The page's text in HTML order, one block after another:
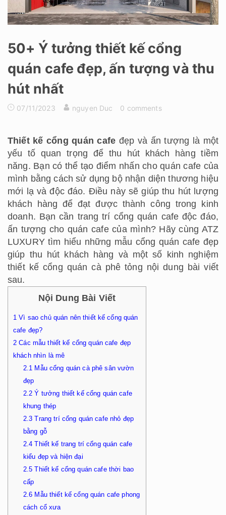
50+ Ý tưởng thiết kế cổng
quán cafe đẹp, ấn tượng và thu
hút nhất
07/11/2023 nguyen Duc 0 comments
Thiết kế cổng quán cafe đẹp và ấn tượng là một
yếu tố quan trọng để thu hút khách hàng tiềm
năng. Bạn có thể tạo điểm nhấn cho quán cafe của
mình bằng cách sử dụng bộ nhận diện thương hiệu
mới lạ và độc đáo. Điều này sẽ giúp thu hút lượng
khách hàng để đạt được thành công trong kinh
doanh. Bạn cần trang trí cổng quán cafe độc đáo,
ấn tượng cho quán cafe của mình? Hãy cùng ATZ
LUXURY tìm hiểu những mẫu cổng quán cafe đẹp
giúp thu hút khách hàng và một số kinh nghiệm
thiết kế cổng quán cà phê tỏng nội dung bài viết
sau.
Nội Dung Bài Viết
1 Vì sao chủ quán nên thiết kế cổng quán
cafe đẹp?
2 Các mẫu thiết kế cổng quán cafe đẹp
khách nhìn là mê
2.1 Mẫu cổng quán cà phê sân vườn
đẹp
2.2 Ý tưởng thiết kế cổng quán cafe
khung thép
2.3 Trang trí cổng quán cafe nhỏ đẹp
bằng gỗ
2.4 Thiết kế trang trí cổng quán cafe
kiểu đẹp và hiện đại
2.5 Thiết kế cổng quán cafe thời bao
cấp
2.6 Mẫu thiết kế cổng quán cafe phong
cách cổ xưa